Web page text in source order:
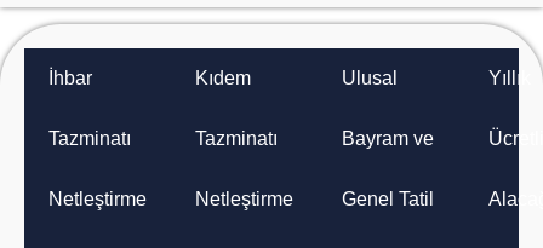
İhbar
Tazminatı
Netleştirme
Kıdem
Tazminatı
Netleştirme
Ulusal
Bayram ve
Genel Tatil
Yıllık